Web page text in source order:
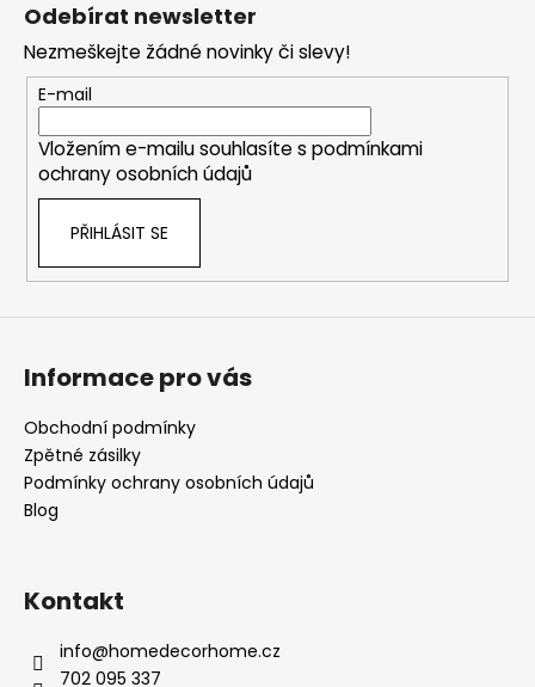
Odebírat newsletter
Nezmeškejte žádné novinky či slevy!
E-mail
Vložením e-mailu souhlasíte s podmínkami
ochrany osobních údajů
PŘIHLÁSIT SE
Informace pro vás
Obchodní podmínky
Zpětné zásilky
Podmínky ochrany osobních údajů
Blog
Kontakt
info@homedecorhome.cz
702 095 337